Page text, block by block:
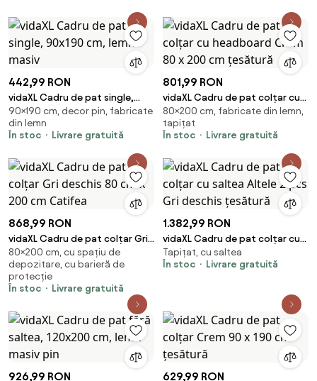
442,99 RON
vidaXL Cadru de pat single,
90x190 cm, lemn masiv
90×190 cm, decor pin, fabricate
din lemn
În stoc
Livrare gratuită
801,99 RON
vidaXL Cadru de pat colțar cu
headboard Crem 80 x 200 cm
țesătură
80×200 cm, fabricate din lemn,
tapițat
În stoc
Livrare gratuită
868,99 RON
vidaXL Cadru de pat colțar Gri
deschis 80 cm x 200 cm
Catifea
80×200 cm, cu spațiu de
depozitare, cu barieră de
protecție
În stoc
Livrare gratuită
1.382,99 RON
vidaXL Cadru de pat colțar cu
saltea Altele 2 pcs Gri deschis
țesătură
Tapițat, cu saltea
În stoc
Livrare gratuită
926,99 RON 629,99 RON